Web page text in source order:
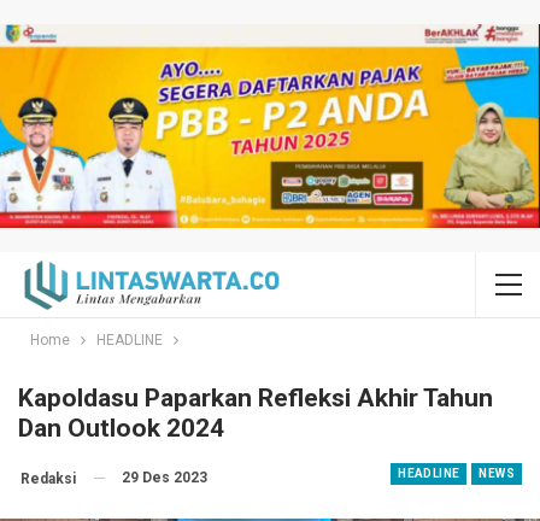
Home HEADLINE
Kapoldasu Paparkan Refleksi Akhir Tahun
Dan Outlook 2024
HEADLINE NEWS
Redaksi 29 Des 2023